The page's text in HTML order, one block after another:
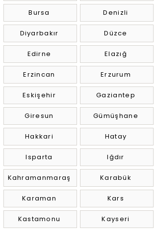
Bursa
Diyarbakır
Edirne
Erzincan
Eskişehir
Giresun
Hakkari
Isparta
Kahramanmaraş
Karaman
Kastamonu
Denizli
Düzce
Elazığ
Erzurum
Gaziantep
Gümüşhane
Hatay
Iğdır
Karabük
Kars
Kayseri